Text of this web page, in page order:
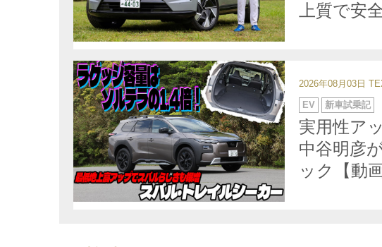
上質で安
2026年08月03日
実用性ア
中谷明彦
ック【動画
カ
テ
ゴ
リ
ー
EV 新車試乗記